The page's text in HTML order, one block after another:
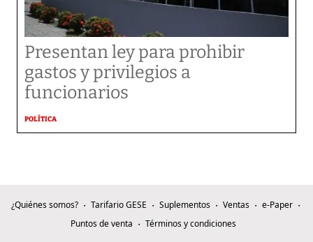
Presentan ley para prohibir
gastos y privilegios a
funcionarios
POLÍTICA
¿Quiénes somos? Tarifario GESE Suplementos Ventas
e-Paper
Puntos de venta
Términos y condiciones